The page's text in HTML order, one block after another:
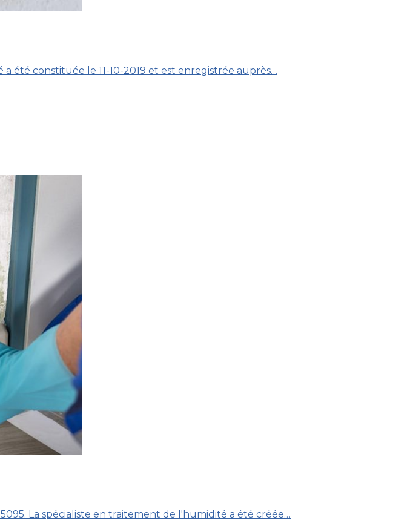
été constituée le 11-10-2019 et est enregistrée auprès…
La spécialiste en traitement de l'humidité a été créée…